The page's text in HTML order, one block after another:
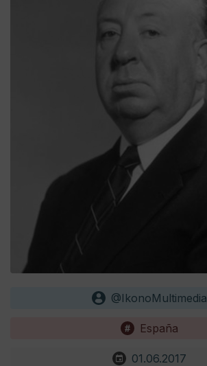
@IkonoMultimedia
España
01.06.2017